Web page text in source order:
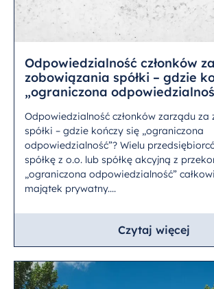
Odpowiedzialność członków
zobowiązania spółki – gdzie
„ograniczona
Odpowiedzialność członków zarządu
spółki – gdzie kończy się „ograniczona
odpowiedzialność”? Wielu
spółkę z o.o. lub spółkę akcyjną z
„ograniczona odpowiedzialność”
majątek prywatny....
Czytaj więcej